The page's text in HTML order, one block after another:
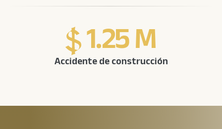
1.25 M
Accidente de construcción